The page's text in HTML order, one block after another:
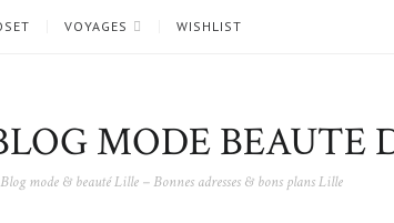
VOYAGES WISHLIST
MODE BEAUTE
Blog mode & beauté Lille – Bonnes adresses & bons plans Lille